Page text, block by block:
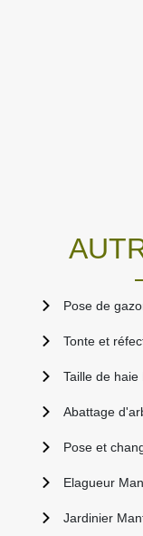
Pose de
Tonte et
Taille de haie
Abattage
Pose et
Elagueur
Jardinier